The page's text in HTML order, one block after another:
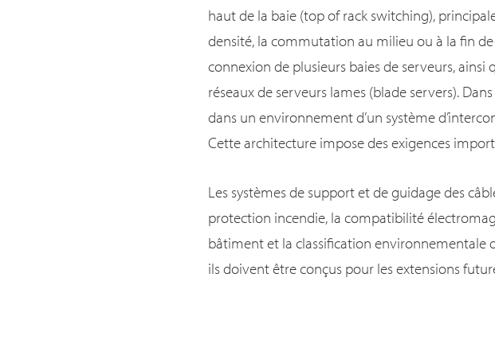
haut de la baie (top of rack switching),
densité, la commutation au milieu ou à la fin
connexion de plusieurs baies de serveurs,
réseaux de serveurs lames (blade servers).
dans un environnement d’un système
Cette architecture impose des exigences
Les systèmes de support et de guidage des
protection incendie, la compatibilité
bâtiment et la classification environnementale
ils doivent être conçus pour les extensions